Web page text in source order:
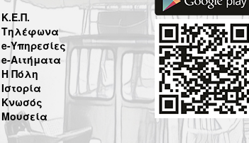
Κ.Ε.Π.
Τηλέφωνα
e-Υπηρεσίες
e-Αιτήματα
Η Πόλη
Ιστορία
Κνωσός
Μουσεία